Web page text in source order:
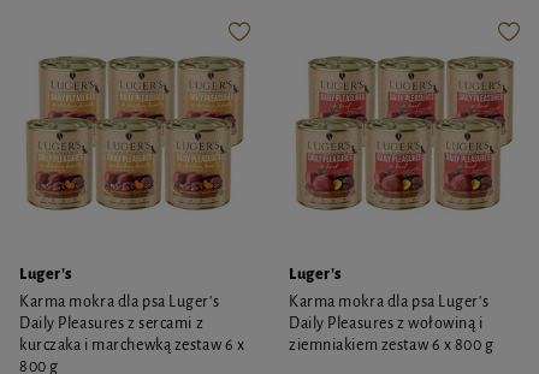
Luger's
Karma mokra dla psa Luger's
Daily Pleasures z sercami z
kurczaka i marchewką zestaw 6 x
800 g
Luger's
Karma mokra dla psa Luger's
Daily Pleasures z wołowiną i
ziemniakiem zestaw 6 x 800 g